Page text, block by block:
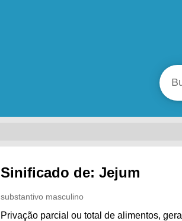
Sinificado de: Jejum
substantivo masculino
Privação parcial ou total de alimentos,